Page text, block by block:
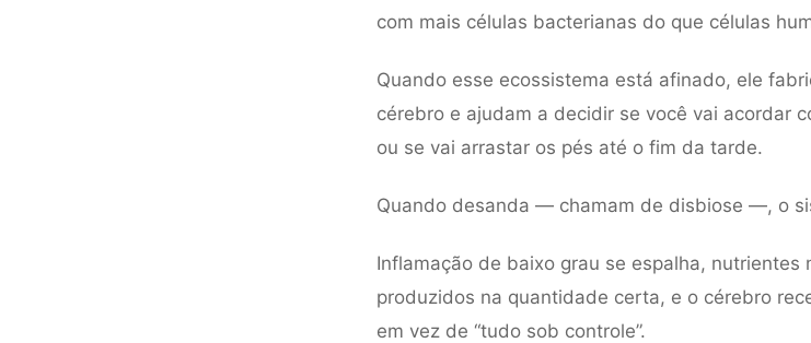
com mais células bacterianas do que células
Quando esse ecossistema está afinado, ele
cérebro e ajudam a decidir se você vai acordar
ou se vai arrastar os pés até o fim da tarde.
Quando desanda — chamam de disbiose —, o
Inflamação de baixo grau se espalha,
produzidos na quantidade certa, e o cérebro
em vez de “tudo sob controle”.